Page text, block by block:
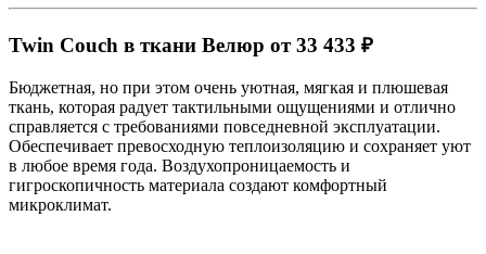
Twin Couch в ткани Велюр от 33 433 ₽
Бюджетная, но при этом очень уютная, мягкая и плюшевая
ткань, которая радует тактильными ощущениями и отлично
справляется с требованиями повседневной эксплуатации.
Обеспечивает превосходную теплоизоляцию и сохраняет уют
в любое время года. Воздухопроницаемость и
гигроскопичность материала создают комфортный
микроклимат.